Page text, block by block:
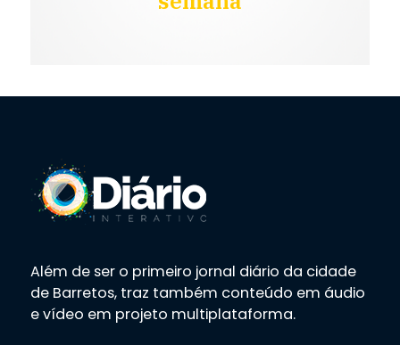
Além de ser o primeiro jornal diário da cidade
de Barretos, traz também conteúdo em áudio
e vídeo em projeto multiplataforma.